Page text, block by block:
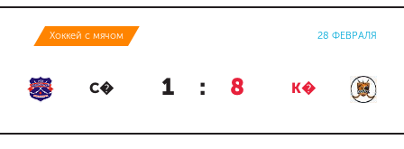
Хоккей с мячом 28 ФЕВРАЛЯ
С� 1 : 8 К�